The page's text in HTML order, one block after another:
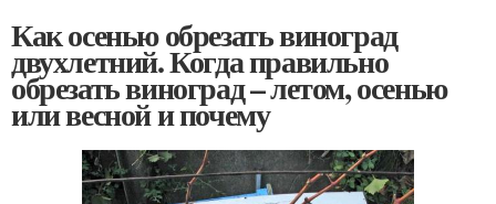
Как осенью обрезать виноград
двухлетний. Когда правильно
обрезать виноград – летом, осенью
или весной и почему